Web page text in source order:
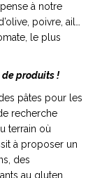
à notre
poivre, ail…
le plus
de produits !
pâtes pour les
recherche
terrain où
à proposer un
des
au gluten,